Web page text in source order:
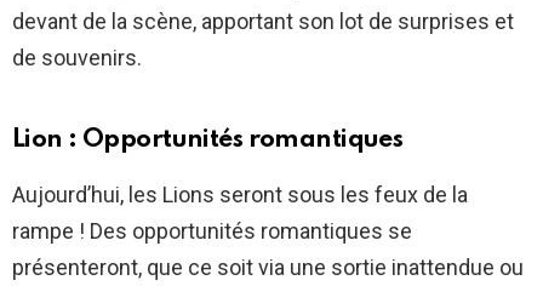
devant de la scène, apportant son lot de surprises et
de souvenirs.
Lion : Opportunités romantiques
Aujourd’hui, les Lions seront sous les feux de la
rampe ! Des opportunités romantiques se
présenteront, que ce soit via une sortie inattendue ou